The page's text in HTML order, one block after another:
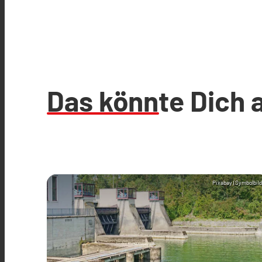
Das könnte Dich
Pixabay